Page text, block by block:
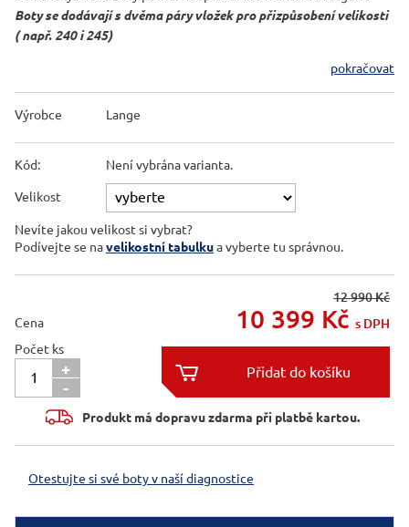
Boty se dodávají s dvěma páry vložek pro přizpůsobení velikosti
( např. 240 i 245)
pokračovat
Výrobce Lange
Kód: Není vybrána varianta.
Velikost
Nevíte jakou velikost si vybrat?
Podívejte se navelikostní tabulkua vyberte tu správnou.
Cena
12 990 Kč
10 399 Kč s DPH
Počet ks
+
-


Produkt má dopravu zdarma při platbě kartou.
Otestujte si své boty v naší diagnostice